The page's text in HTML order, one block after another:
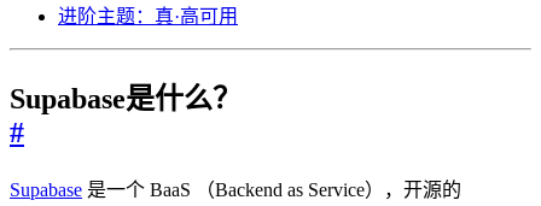
进阶主题：真·高可用
Supabase是什么？
#
Supabase 是一个 BaaS （Backend as Service），开源的